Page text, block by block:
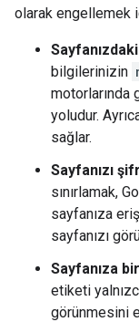
olarak engellemek
bilgilerinizin
motorlarında
yoludur.
sağlar.
Sayfanızı
sınırlamak,
sayfanıza
sayfanızı
Sayfanıza bir
etiketi
görünmesini